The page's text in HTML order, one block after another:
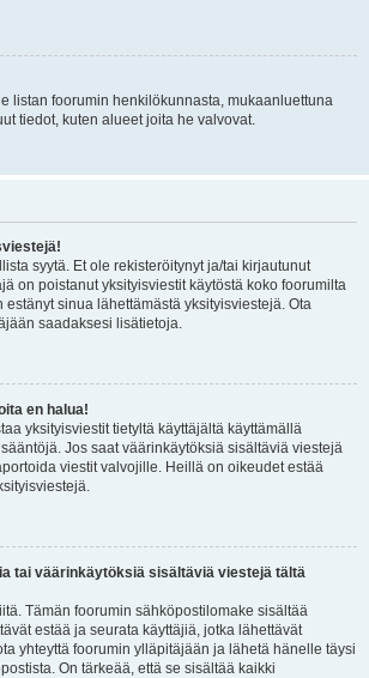
listan foorumin henkilökunnasta, mukaanluettuna
tiedot, kuten alueet joita he valvovat.
syytä. Et ole rekisteröitynyt ja/tai kirjautunut
on poistanut yksityisviestit käytöstä koko foorumilta
sinua lähettämästä yksityisviestejä. Ota
saadaksesi lisätietoja.
en halua!
yksityisviestit tietyltä käyttäjältä käyttämällä
Jos saat väärinkäytöksiä sisältäviä viestejä
viestit valvojille. Heillä on oikeudet estää
tai väärinkäytöksiä sisältäviä viestejä tältä
Tämän foorumin sähköpostilomake sisältää
estää ja seurata käyttäjiä, jotka lähettävät
yhteyttä foorumin ylläpitäjään ja lähetä hänelle täysi
On tärkeää, että se sisältää kaikki